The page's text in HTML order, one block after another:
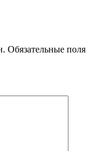
Обязательные поля